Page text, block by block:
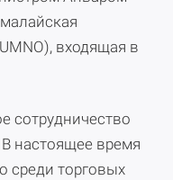
входящая в
сотрудничество
настоящее время
среди торговых